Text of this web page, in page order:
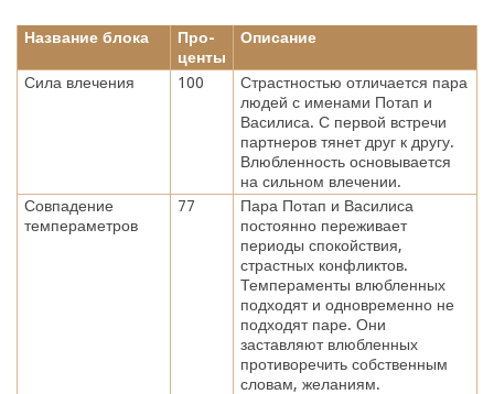
Название блока
Про-
центы
Описание
Сила влечения 100
Страстностью отличается пара
людей с именами Потап и
Василиса. С первой встречи
партнеров тянет друг к другу.
Влюбленность основывается
на сильном влечении.
Совпадение
темпераметров
77
Пара Потап и Василиса
постоянно переживает
периоды спокойствия,
страстных конфликтов.
Темпераменты влюбленных
подходят и одновременно не
подходят паре. Они
заставляют влюбленных
противоречить собственным
словам, желаниям.